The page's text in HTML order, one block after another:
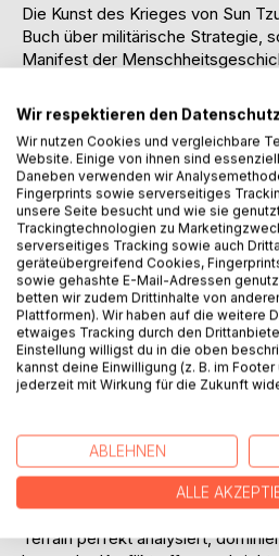
Die Kunst des Krieges von Sun
Buch über militärische Strategie,
Manifest der
zweitausend Jahren fasziniert
Feldherren, Staatsmänner und
Nun liegt es an Ihnen, die in
geheimen Mechanismen der
Ihre eigenen täglichen Schlachten
gewinnen.
Sun Tzu bricht in den Grundlagen
klassischen Vorstellung, dass ein
Gewalt und blutige Schlachten
zentrale, revolutionäre These
Kunst des Krieges darin besteht,
Kampf zu unterwerfen. Wahre
tiefgründigem psychologischem
wie man durch Täuschung,
geschickte Ausnutzen der
Sieg besiegelt, bevor der erste
seine Kräfte schont, den eigenen
Terrain perfekt analysiert,
Wir respektieren den Datenschutz
Wir nutzen Cookies und vergleichbare
Website. Einige von ihnen sind
Daneben verwenden wir
Fingerprints sowie serverseitiges
unsere Seite besucht und wie sie
Trackingtechnologien zu
serverseitiges Tracking sowie auch
geräteübergreifend Cookies,
sowie gehashte E-Mail-Adressen
betten wir zudem Drittinhalte von
Plattformen). Wir haben auf die weitere
etwaiges Tracking durch den
Einstellung willigst du in die oben
kannst deine Einwilligung (z. B. im
jederzeit mit Wirkung für die Zukunft
ABLEHNEN
ALLE